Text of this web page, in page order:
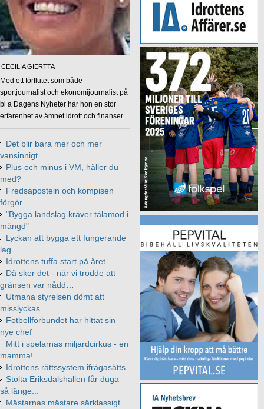
CECILIA GIERTTA
Med ett förflutet som både
sportjournalist och ekonomijournalist på
bl a Dagens Nyheter har hon en stor
erfarenhet av ämnet idrott och finanser
Det blir bara mer och mer
vansinnigt
Plus och minus i VM, håller du
med?
Fredsaposteln och kompisen
förgör...
"Bygga landslag kräver tålamod i
mängd"
Lyckan att bygga ett fungerande
lag
Idrottens tuffa start på året
Då sker det - när vi trodde att
gränsen var nådd…
Utmana styrelsen dömt att
misslyckas
Fotbollförbundet har hittat sin
nye chef
Mitt i spelarnas miljardcirkus - en
mamma!
Idrottens rättssystem ifrågasätts
Stolta Eriksdalshallen får duga
så länge...
Mästarnas mästare särklassigt